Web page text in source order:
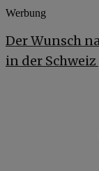
Werbung
Der Wunsch
in der Schweiz